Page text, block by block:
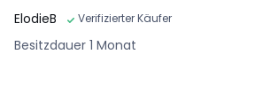
ElodieB
Verifizierter Käufer
Besitzdauer 1 Monat